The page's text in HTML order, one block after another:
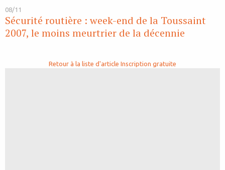
08/11
Sécurité routière : week-end de la Toussaint
2007, le moins meurtrier de la décennie
Retour à la liste d'article Inscription gratuite